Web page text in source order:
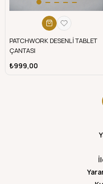
PATCHWORK DESENLİ TABLET
ÇANTASI
₺999,00